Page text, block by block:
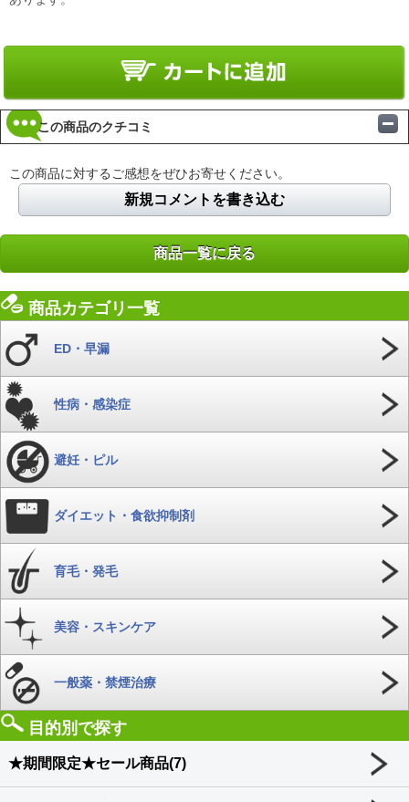
この商品のクチコミ
この商品に対するご感想をぜひお寄せください。
新規コメントを書き込む
商品一覧に戻る
商品カテゴリ一覧
ED・早漏
性病・感染症
避妊・ピル
ダイエット・食欲抑制剤
育毛・発毛
美容・スキンケア
一般薬・禁煙治療
目的別で探す
★期間限定★セール商品(7)